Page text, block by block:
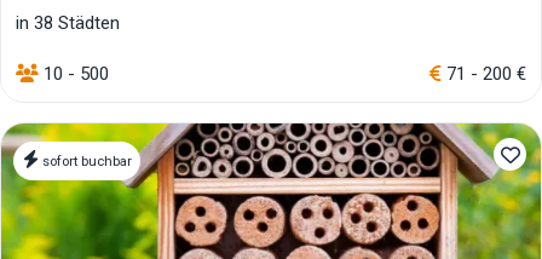
in 38 Städten
10 - 500 71 - 200 €
sofort buchbar